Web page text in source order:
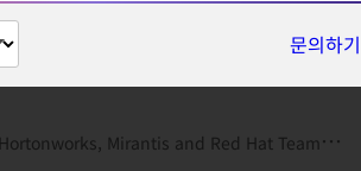
문의하기
Hortonworks, Mirantis and Red Hat Team to Simplify Deployment and Man...